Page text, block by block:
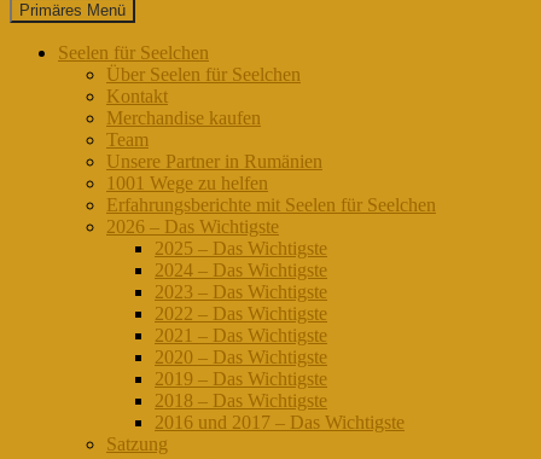
Seelen für Seelchen
Primäres Menü
Seelen für Seelchen
Über Seelen für Seelchen
Kontakt
Merchandise kaufen
Team
Unsere Partner in Rumänien
1001 Wege zu helfen
Erfahrungsberichte mit Seelen für Seelchen
2026 – Das Wichtigste
2025 – Das Wichtigste
2024 – Das Wichtigste
2023 – Das Wichtigste
2022 – Das Wichtigste
2021 – Das Wichtigste
2020 – Das Wichtigste
2019 – Das Wichtigste
2018 – Das Wichtigste
2016 und 2017 – Das Wichtigste
Satzung